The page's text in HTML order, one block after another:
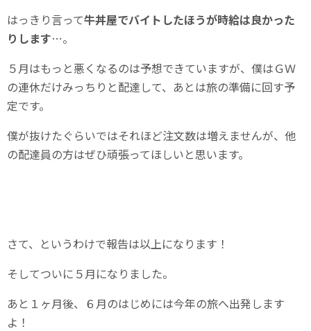
はっきり言って牛丼屋でバイトしたほうが時給は良かった
りします…。
５月はもっと悪くなるのは予想できていますが、僕はＧＷ
の連休だけみっちりと配達して、あとは旅の準備に回す予
定です。
僕が抜けたぐらいではそれほど注文数は増えませんが、他
の配達員の方はぜひ頑張ってほしいと思います。
さて、というわけで報告は以上になります！
そしてついに５月になりました。
あと１ヶ月後、６月のはじめには今年の旅へ出発します
よ！